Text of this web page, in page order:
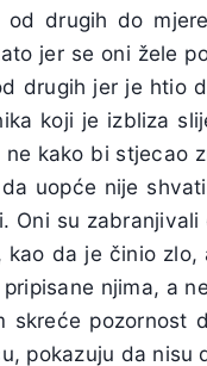
od drugih do
jer se oni žele
drugih jer je htio
koji je izbliza
kako bi stjecao
uopće nije
Oni su
da je činio
njima, a
skreće
pokazuju da nisu